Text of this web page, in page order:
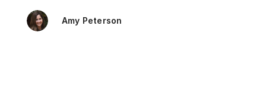
Amy Peterson